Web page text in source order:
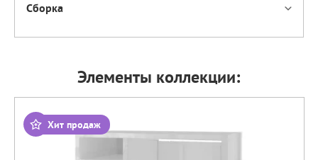
Сборка
Элементы коллекции:
Хит продаж